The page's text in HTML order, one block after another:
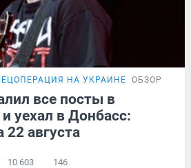
НА УКРАИНЕ ОБЗОР
все посты в
уехал в Донбасс:
22 августа
10 603 146